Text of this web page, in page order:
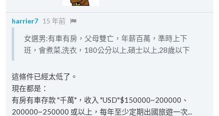
harrier7 15 年前
女選男:有車有房，父母雙亡，年薪百萬，準時上下
班，會煮菜,洗衣，180公分以上,碩士以上,28歲以下
這條件已經太低了。
現在都是：
有房有車存款 "千萬"，收入 "USD"$150000~200000、
200000~250000 或以上，每年至少定期出國旅遊一次...